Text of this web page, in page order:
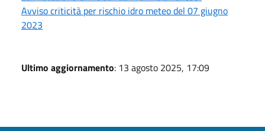
Avviso criticità per rischio idro meteo del 07 giugno
2023
Ultimo aggiornamento: 13 agosto 2025, 17:09